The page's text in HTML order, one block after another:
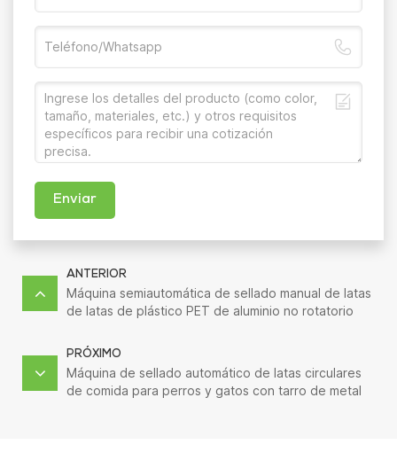
Enviar
ANTERIOR
Máquina semiautomática de sellado manual de latas
de latas de plástico PET de aluminio no rotatorio
PRÓXIMO
Máquina de sellado automático de latas circulares
de comida para perros y gatos con tarro de metal